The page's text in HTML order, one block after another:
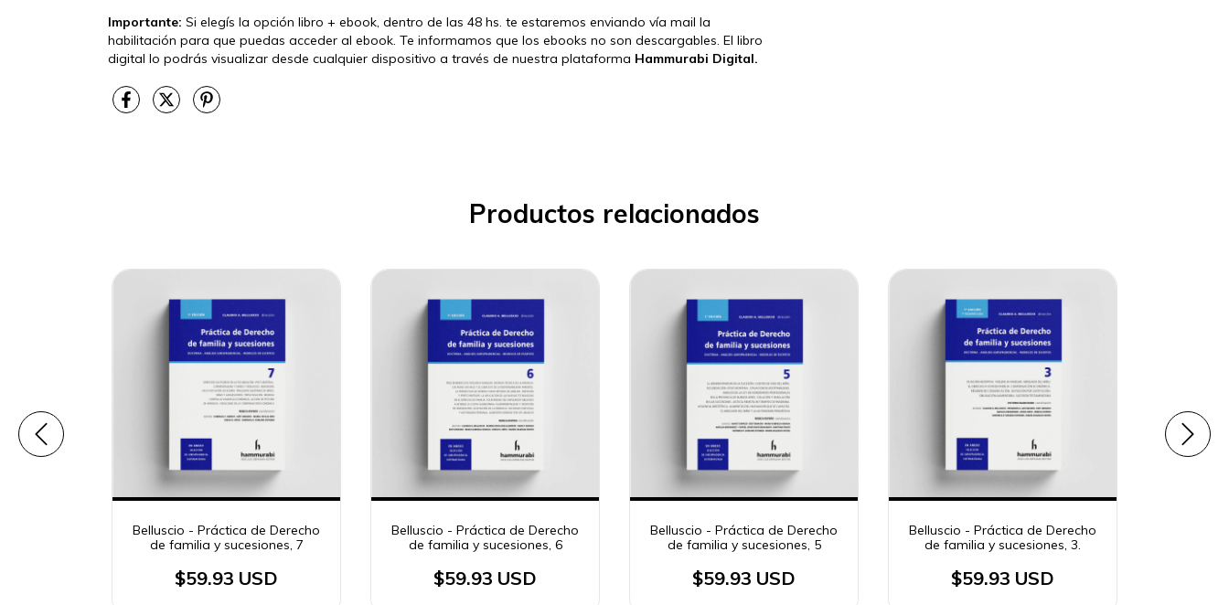
Importante: Si elegís la opción libro + ebook, dentro de las 48 hs. te estaremos enviando vía mail la
habilitación para que puedas acceder al ebook. Te informamos que los ebooks no son descargables. El libro
digital lo podrás visualizar desde cualquier dispositivo a través de nuestra plataforma Hammurabi Digital.
Productos relacionados
Belluscio - Práctica de Derecho
de familia y sucesiones, 7
$59.93 USD
Belluscio - Práctica de Derecho
de familia y sucesiones, 6
$59.93 USD
Belluscio - Práctica de Derecho
de familia y sucesiones, 5
$59.93 USD
Belluscio - Práctica de Derecho
de familia y sucesiones, 3.
$59.93 USD